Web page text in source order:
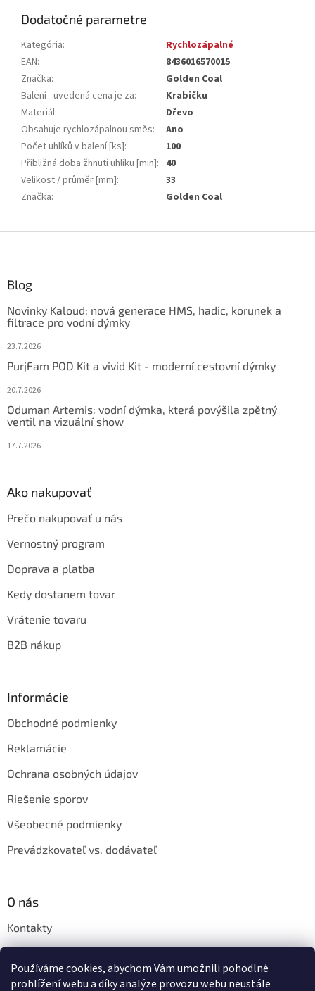
Používáme cookies, abychom Vám umožnili pohodlné
prohlížení webu a díky analýze provozu webu neustále
Dodatočné parametre
Kategória:
Rychlozápalné
EAN:
8436016570015
Značka:
Golden Coal
Balení - uvedená cena je za:
Krabičku
Materiál:
Dřevo
Obsahuje rychlozápalnou směs:
Ano
Počet uhlíků v balení [ks]:
100
Přibližná doba žhnutí uhlíku [min]: 40
Velikost / průměr [mm]:
33
Značka: Golden Coal
Blog
Novinky Kaloud: nová generace HMS, hadic, korunek a
filtrace pro vodní dýmky
23.7.2026
PurjFam POD Kit a vivid Kit - moderní cestovní dýmky
20.7.2026
Oduman Artemis: vodní dýmka, která povýšila zpětný
ventil na vizuální show
17.7.2026
Ako nakupovať
Prečo nakupovať u nás
Vernostný program
Doprava a platba
Kedy dostanem tovar
Vrátenie tovaru
B2B nákup
Informácie
Obchodné podmienky
Reklamácie
Ochrana osobných údajov
Riešenie sporov
Všeobecné podmienky
Prevádzkovateľ vs. dodávateľ
O nás
Kontakty
Napíšte nám